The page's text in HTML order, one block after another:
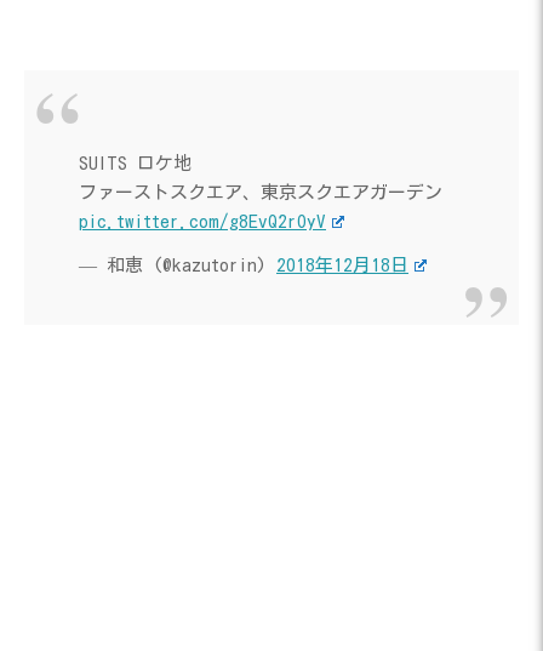
SUITS ロケ地
ファーストスクエア、東京スクエアガーデン
pic.twitter.com/g8EvQ2rOyV
— 和恵 (@kazutorin) 2018年12月18日